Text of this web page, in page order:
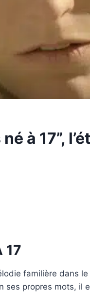
à 17”,
17
familière dans le
propres mots, il